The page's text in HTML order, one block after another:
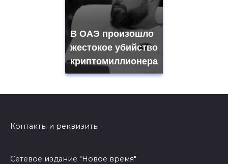
В ОАЭ произошло
жестокое убийство
криптомиллионера
Контакты и реквизиты
Сетевое издание "Новое время"